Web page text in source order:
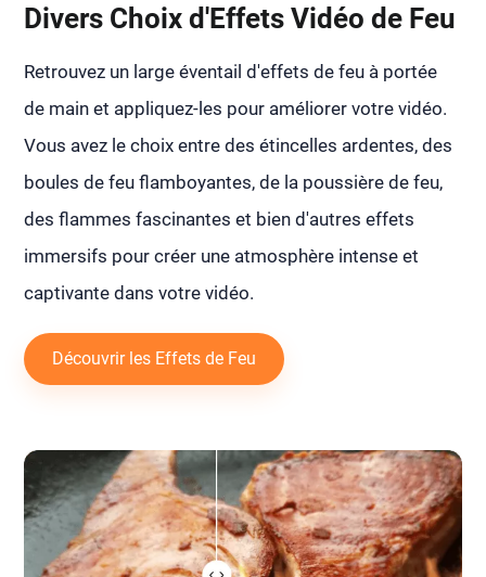
Divers Choix d'Effets Vidéo de Feu
Retrouvez un large éventail d'effets de feu à portée
de main et appliquez-les pour améliorer votre vidéo.
Vous avez le choix entre des étincelles ardentes, des
boules de feu flamboyantes, de la poussière de feu,
des flammes fascinantes et bien d'autres effets
immersifs pour créer une atmosphère intense et
captivante dans votre vidéo.
Découvrir les Effets de Feu